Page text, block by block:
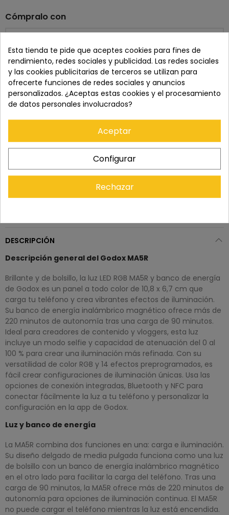
Cómpralo con
+ +
Precio total: 707,80 €
Últimos artículos en stock
Mostrar detalles
GODOX MA5R RGB LUZ LED BATERIA
SEKONIC SPEEDMASTER PRO L-858 D
625,00 €
GOPRO KARMA ARNÉS PARA HERO4
DESCRIPCIÓN
Descripción general del Godox MA5R
Brillante y de bolsillo, la luz LED RGB MA5R y banco de energía
de Godox es un panel a todo color de 10,8 x 6,7 cm que
carga tu teléfono y crea vibrantes efectos de iluminación.
Su banco de energía inalámbrico magnético ofrece más de
220 minutos de autonomía tras una carga de 90 minutos.
Ideal para creadores de contenido y vloggers, esta luz
incluye un modo selfie y capacidad de atenuación del 0 al
100 % para crear una iluminación más refinada. Con su
versatilidad de color RGB y 14 efectos preprogramados, es
fácil crear configuraciones de iluminación únicas. Usa las
opciones de conexión integradas, Bluetooth y NFC para
conectar fácilmente la luz a tu teléfono y personalizar la
configuración en la app de Godox.
Luz y banco de energía
La MA5R combina dos funciones en una: carga e iluminación.
Su diseño delgado de media pulgada funciona como una luz
de bolsillo con un banco de energía inalámbrico magnético
en el otro lado para facilitar la carga del teléfono. Tras una
carga de 90 minutos, la MA5R ofrece más de 220 minutos de
autonomía para opciones de iluminación continua. El MA5R
no puede cargar el teléfono mientras la luz está encendida.
Esta tienda te pide que aceptes cookies para fines de
rendimiento, redes sociales y publicidad. Las redes sociales
y las cookies publicitarias de terceros se utilizan para
ofrecerte funciones de redes sociales y anuncios
personalizados. ¿Aceptas estas cookies y el procesamiento
de datos personales involucrados?
Aceptar
Configurar
Rechazar